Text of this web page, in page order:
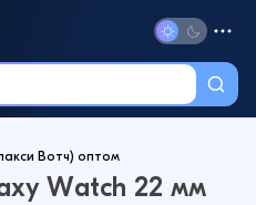
Вотч) оптом
Watch 22 мм